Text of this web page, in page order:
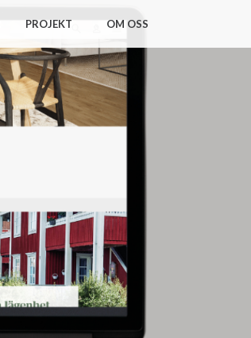
PROJEKT OM OSS